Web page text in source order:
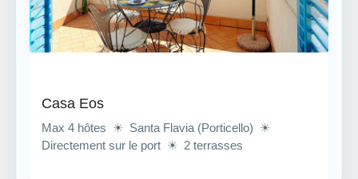
Casa Eos
Max 4 hôtes ☀ Santa Flavia (Porticello) ☀
Directement sur le port ☀ 2 terrasses